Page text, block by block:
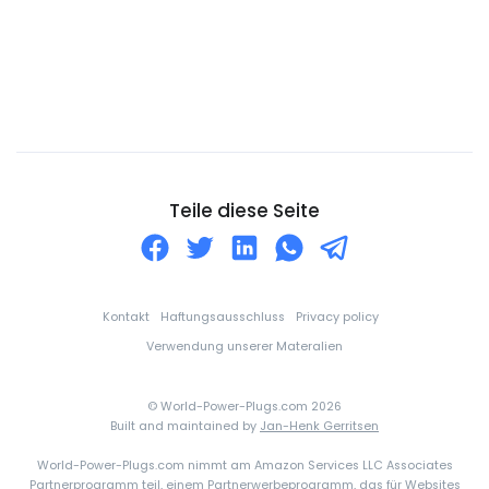
Elfenbeinküste
Falklandinseln
Teile diese Seite
Kontakt Haftungsausschluss
Privacy policy
Verwendung unserer Materalien
© World-Power-Plugs.com 2026
Built and maintained by Jan-Henk Gerritsen
World-Power-Plugs.com nimmt am Amazon Services LLC Associates
Partnerprogramm teil, einem Partnerwerbeprogramm, das für Websites